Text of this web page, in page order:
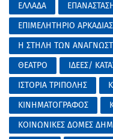
ΕΛΛΑΔΑ
ΕΠΙΜΕΛΗΤΗΡΙΟ ΑΡΚΑΔΙΑΣ
Η ΣΤΗΛΗ ΤΩΝ
ΘΕΑΤΡΟ
ΙΔΕΕΣ/
ΙΣΤΟΡΙΑ ΤΡΙΠΟΛΗΣ
ΚΙΝΗΜΑΤΟΓΡΑΦΟΣ
ΚΟΙΝΩΝΙΚΕΣ ΔΟΜΕΣ